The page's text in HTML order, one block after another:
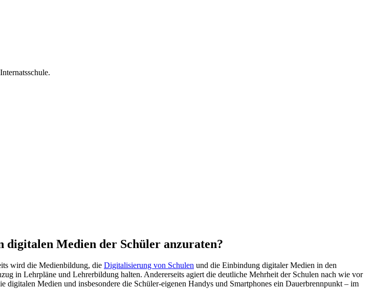
digitalen Medien der Schüler anzuraten?
wird die Medienbildung, die Digitalisierung von Schulen und die Einbindung digitaler Medien in den
in Lehrpläne und Lehrerbildung halten. Andererseits agiert die deutliche Mehrheit der Schulen nach wie vor
Medien und insbesondere die Schüler-eigenen Handys und Smartphones ein Dauerbrennpunkt – im